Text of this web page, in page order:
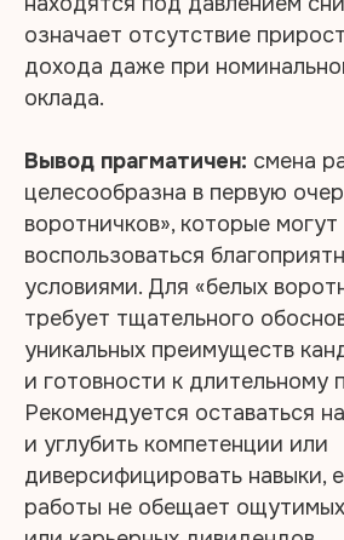
означает отсутствие
дохода даже при
оклада.​
Вывод прагматичен: смена
целесообразна в первую
воротничков», которые могут
воспользоваться
условиями. Для «белых
требует тщательного
уникальных преимуществ
и готовности к длительному
Рекомендуется оставаться
и углубить компетенции или
диверсифицировать навыки,
работы не обещает